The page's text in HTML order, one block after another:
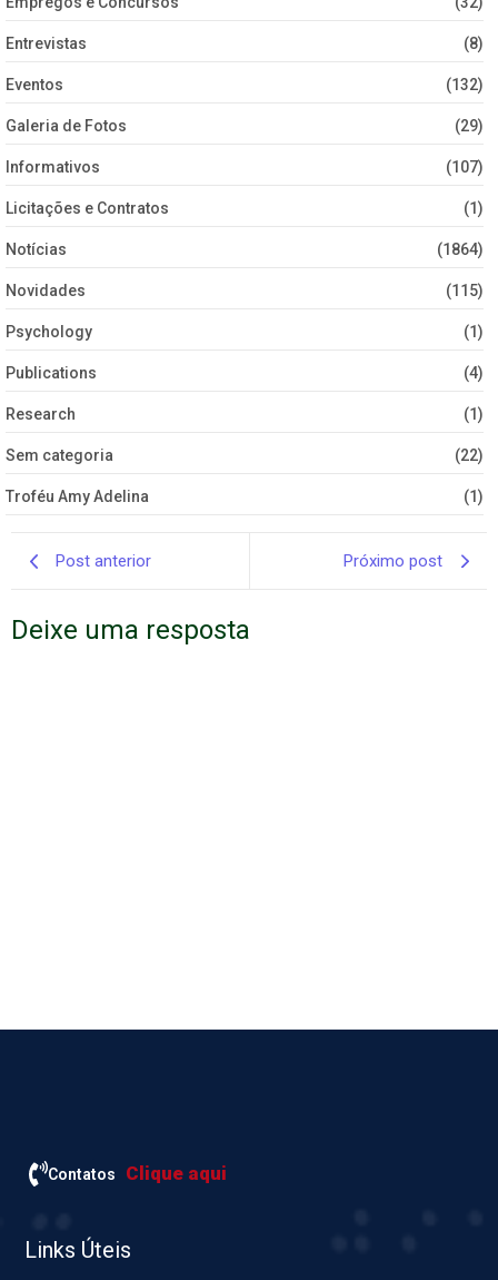
Entrevistas (8)
Eventos (132)
Galeria de Fotos (29)
Informativos (107)
Licitações e Contratos (1)
Notícias (1864)
Novidades (115)
Psychology (1)
Publications (4)
Research (1)
Sem categoria (22)
Troféu Amy Adelina (1)
Post anterior Próximo post
Deixe uma resposta
Contatos Clique aqui
Links Úteis